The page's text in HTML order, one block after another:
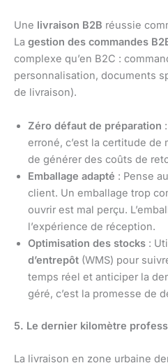
Une livraison B2B réussie
La gestion des commandes
complexe qu’en B2C :
personnalisation, documents
de livraison).
Zéro défaut de préparation
erroné, c’est la certitude
de générer des coûts de
Emballage adapté : Pense
client. Un emballage trop
ouvrir est mal perçu.
l’expérience de réception.
Optimisation des stocks :
d’entrepôt (WMS) pour
temps réel et anticiper la
géré, c’est la promesse de
5. Le dernier kilomètre
La livraison en zone urbaine